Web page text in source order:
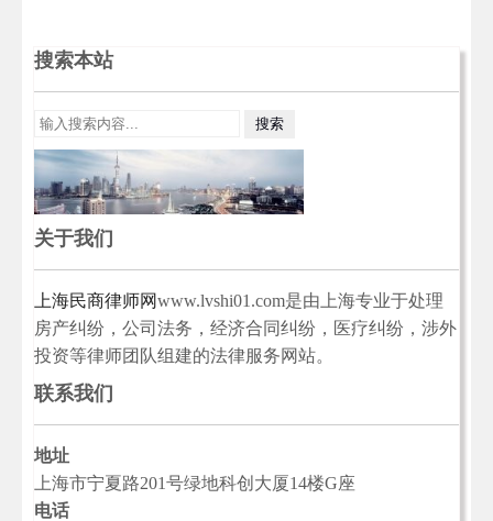
搜索本站
关于我们
上海民商律师网www.lvshi01.com是由上海专业于处理
房产纠纷，公司法务，经济合同纠纷，医疗纠纷，涉外
投资等律师团队组建的法律服务网站。
联系我们
地址
上海市宁夏路201号绿地科创大厦14楼G座
电话